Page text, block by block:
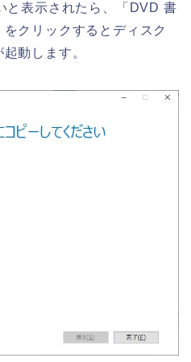
と表示されたら、「DVD 書
クリックするとディスク
動します。